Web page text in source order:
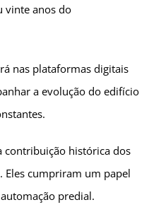
vinte anos do
nas plataformas digitais
a evolução do edifício
contribuição histórica dos
cumpriram um papel
predial.